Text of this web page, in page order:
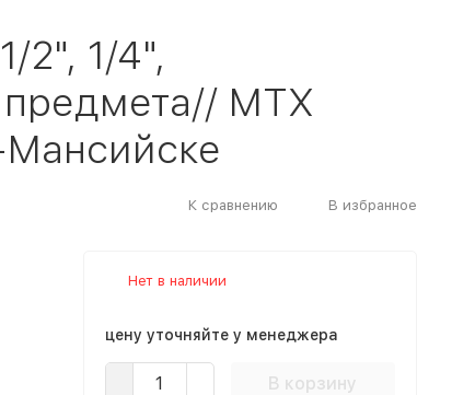
2", 1/4",
MTX
Мансийске
К сравнению В избранное
Нет в наличии
цену уточняйте у менеджера
В корзину